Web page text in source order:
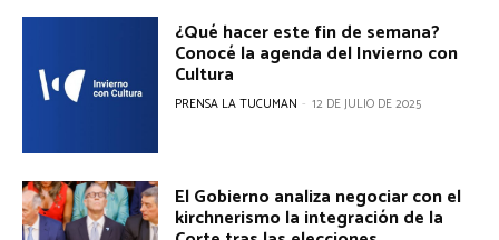
¿Qué hacer este fin de semana?
Conocé la agenda del Invierno con
Cultura
PRENSA LA TUCUMAN - 12 DE JULIO DE 2025
El Gobierno analiza negociar con el
kirchnerismo la integración de la